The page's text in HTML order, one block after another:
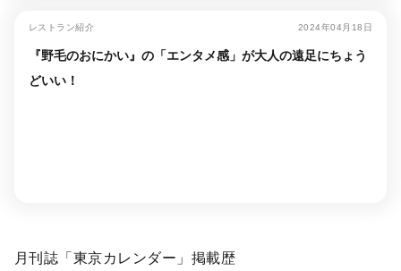
レストラン紹介 2024年04月18日
『野毛のおにかい』の「エンタメ感」が大人の遠足にちょう
どいい！
月刊誌「東京カレンダー」掲載歴